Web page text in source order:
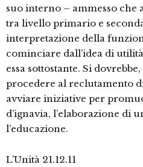
suo interno – ammesso che
tra livello primario e
interpretazione della
cominciare dall’idea di
essa sottostante. Si
procedere al reclutamento
avviare iniziative per
d’ignavia, l’elaborazione di
l’educazione.
L’Unità 21.12.11